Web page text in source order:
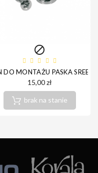
RG

DO MONTAŻU PASKA
15,00 zł
brak na stanie